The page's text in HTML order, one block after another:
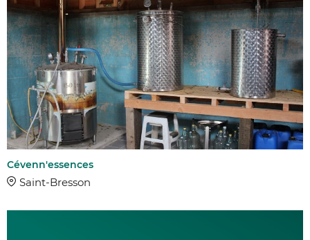
Cévenn'essences
Saint-Bresson